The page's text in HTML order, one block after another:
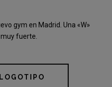
gym en Madrid. Una «W»
fuerte.